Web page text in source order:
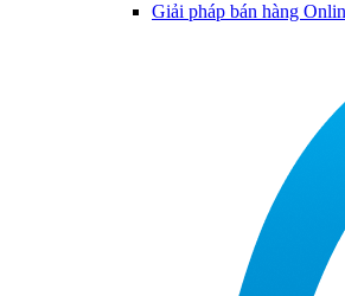
Giải pháp bán hàng